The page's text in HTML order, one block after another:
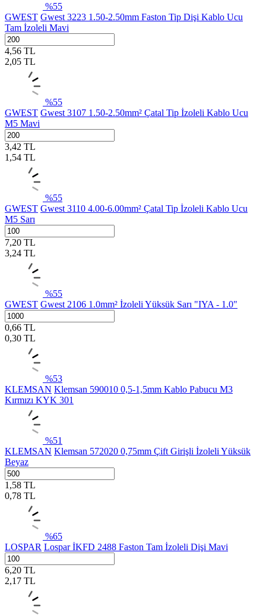
%55
GWEST Gwest 3223 1.50-2.50mm Faston Tip Dişi Kablo Ucu
Tam İzoleli Mavi
4,56 TL
2,05 TL
%55
GWEST Gwest 3107 1.50-2.50mm² Çatal Tip İzoleli Kablo Ucu
M5 Mavi
3,42 TL
1,54 TL
%55
GWEST Gwest 3110 4.00-6.00mm² Çatal Tip İzoleli Kablo Ucu
M5 Sarı
7,20 TL
3,24 TL
%55
GWEST Gwest 2106 1.0mm² İzoleli Yüksük Sarı "IYA - 1.0"
0,66 TL
0,30 TL
%53
KLEMSAN Klemsan 590010 0,5-1,5mm Kablo Pabucu M3
Kırmızı KYK 301
%51
KLEMSAN Klemsan 572020 0,75mm Çift Girişli İzoleli Yüksük
Beyaz
1,58 TL
0,78 TL
%65
LOSPAR Lospar İKFD 2488 Faston Tam İzoleli Dişi Mavi
6,20 TL
2,17 TL